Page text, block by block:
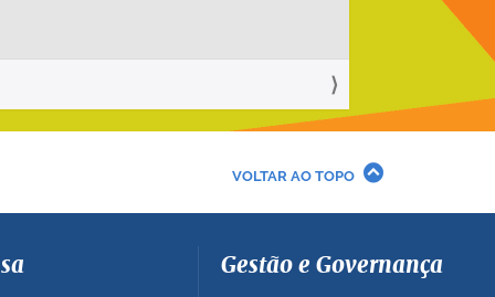
VOLTAR AO TOPO
Gestão e Governança